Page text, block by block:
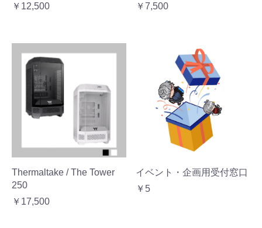
￥12,500
￥7,500
Thermaltake / The Tower
250
￥17,500
イベント・企画用受付窓口
￥5